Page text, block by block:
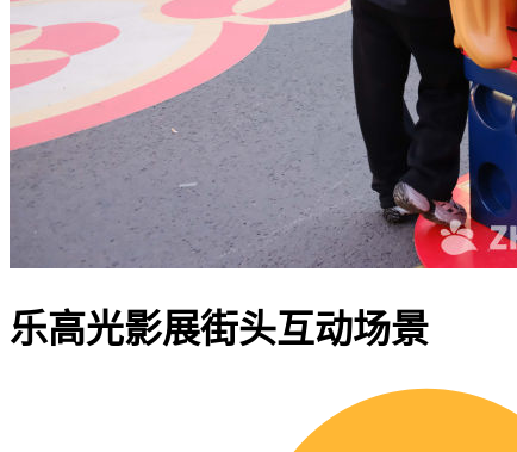
乐高光影展街头互动场景